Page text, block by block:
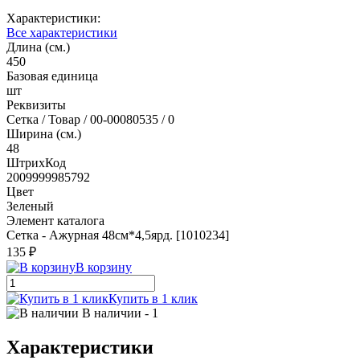
Характеристики:
Все характеристики
Длина (см.)
450
Базовая единица
шт
Реквизиты
Сетка / Товар / 00-00080535 / 0
Ширина (см.)
48
ШтрихКод
2009999985792
Цвет
Зеленый
Элемент каталога
Сетка - Ажурная 48см*4,5ярд. [1010234]
135 ₽
В корзину
Купить в 1 клик
В наличии - 1
Характеристики